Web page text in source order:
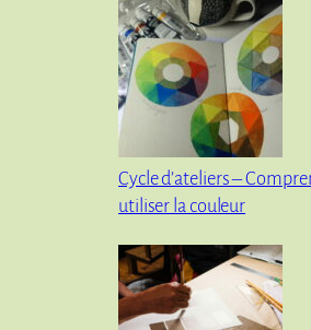
Cycle d’ateliers –
utiliser la couleur